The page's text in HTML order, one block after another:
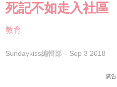
死記不如走入社區
教育
Sundaykiss編輯部 Sep 3 2018
廣告